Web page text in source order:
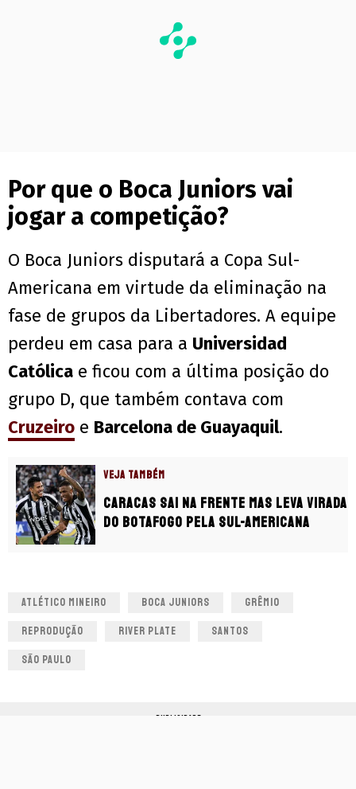
Por que o Boca Juniors vai
jogar a competição?
O Boca Juniors disputará a Copa Sul-
Americana em virtude da eliminação na
fase de grupos da Libertadores. A equipe
perdeu em casa para a Universidad
Católica e ficou com a última posição do
grupo D, que também contava com
Cruzeiro e Barcelona de Guayaquil.
VEJA TAMBÉM
Caracas sai na frente mas leva virada
do Botafogo pela Sul-Americana
ATLÉTICO MINEIRO BOCA JUNIORS GRÊMIO
REPRODUÇÃO RIVER PLATE SANTOS
SÃO PAULO
PUBLICIDADE